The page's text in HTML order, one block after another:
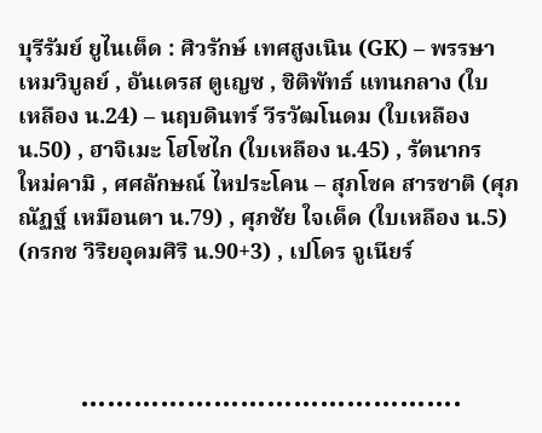
บุรีรัมย์ ยูไนเต็ด : ศิวรักษ์ เทศสูงเนิน (GK) – พรรษา
เหมวิบูลย์ , อันเดรส ตูเญซ , ชิติพัทธ์ แทนกลาง (ใบ
เหลือง น.24) – นฤบดินทร์ วีรวัฒโนดม (ใบเหลือง
น.50) , ฮาจิเมะ โฮโซไก (ใบเหลือง น.45) , รัตนากร
ใหม่คามิ , ศศลักษณ์ ไหประโคน – สุภโชค สารชาติ (ศุภ
ณัฏฐ์ เหมือนตา น.79) , ศุภชัย ใจเด็ด (ใบเหลือง น.5)
(กรกช วิริยอุดมศิริ น.90+3) , เปโดร จูเนียร์
…………………………………….